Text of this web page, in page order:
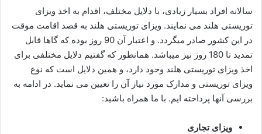
سالانه افراد بسیار زیادی، با دلایل مختلف، اقدام به اخذ ویزای
توریستی هلند می نمایند. ویزای توریستی هلند به قصد اقامت موقت
در این کشور صادر میگردد. و اعتبار آن 90 روز بوده که گاها قابل
تمدید تا 180 روز نیز میباشد. همانطور که گفتیم دلایل مختلفی برای
اخذ ویزای توریستی هلند وجود دارد، و همین دلایل است که نوع
ویزای توریستی و مدارک مورد نیاز آن را تعیین می نماید. در ادامه به
بررسی آنها پرداخته ایم. با ما همراه باشید:
ویزای تجاری